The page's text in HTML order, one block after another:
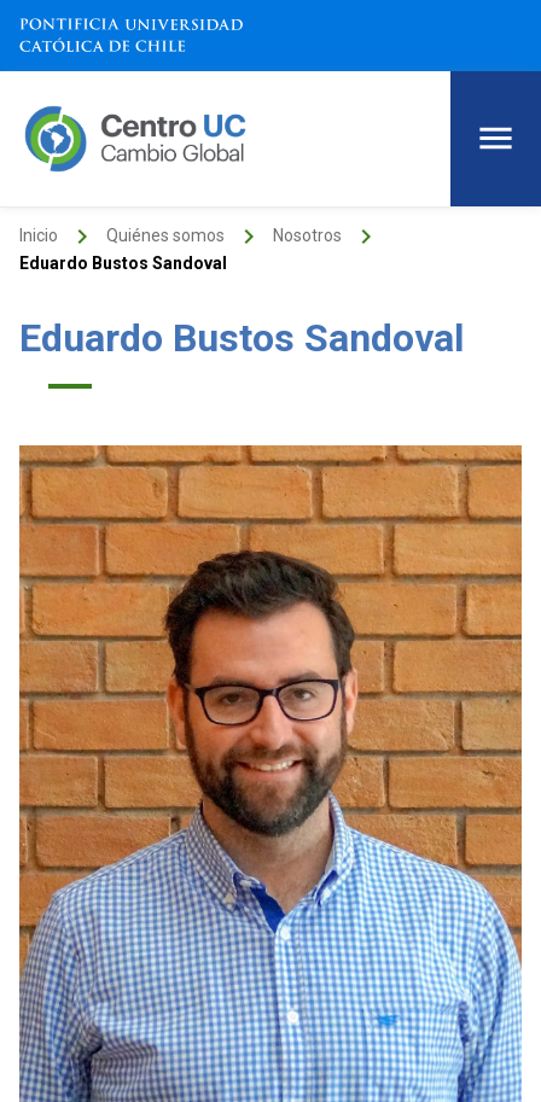
Inicio keyboard_arrow_right Quiénes somos keyboard_arrow_right Nosotros keyboard_arrow_right
Eduardo Bustos Sandoval
Eduardo Bustos Sandoval